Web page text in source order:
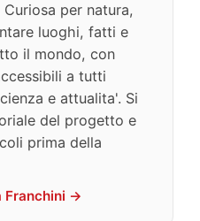
per natura,
luoghi, fatti e
il mondo, con
a tutti
e attualita'. Si
del progetto e
prima della
Franchini →